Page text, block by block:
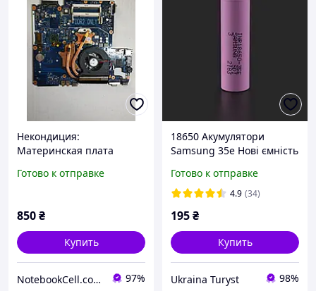
Некондиция:
Материнская плата
CAMBRIDGE-INTERNAL
Готово к отправке
850₴
Купить
NotebookCell.com.ua 97%
18650 Акумулятори
Samsung 35e Нові ємність
3500mah
Готово к отправке
4.9 (34)
195₴
Купить
Ukraina Turyst 98%